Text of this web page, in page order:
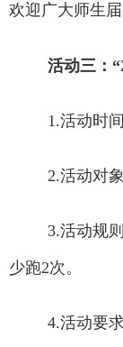
欢迎广大师生届
活动三：
1.活动时
2.活动对象
3.活动规则
少跑2次。
4.活动要求